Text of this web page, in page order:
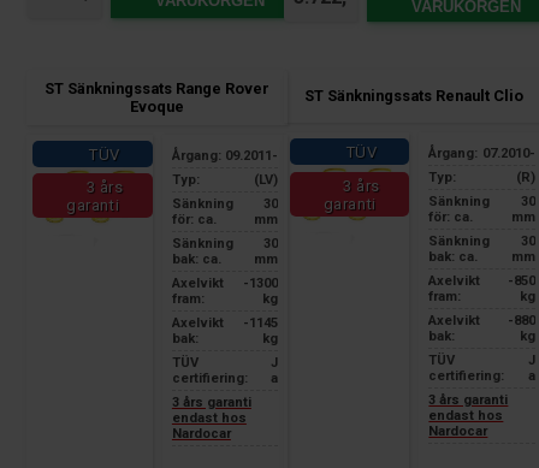
VARUKORGEN
ST Sänkningssats Range Rover
Evoque
TÜV
3 års
garanti
Årgang: 09.2011-
Typ:
(LV)
Sänkning
för: ca.
30
mm
Sänkning
bak: ca.
30
mm
Axelvikt
fram:
-1300
kg
Axelvikt
bak:
-1145
kg
TÜV
certifiering:
J
a
3 års garanti
endast hos
Nardocar
ST Sänkningssats Renault Clio
TÜV
3 års
garanti
Årgang: 07.2010-
Typ:
(R)
Sänkning
för: ca.
30
mm
Sänkning
bak: ca.
30
mm
Axelvikt
fram:
-850
kg
Axelvikt
bak:
-880
kg
TÜV
certifiering:
J
a
3 års garanti
endast hos
Nardocar